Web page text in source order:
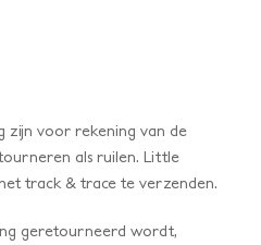
voor rekening van de
als ruilen. Little
track & trace te verzenden.
geretourneerd wordt,